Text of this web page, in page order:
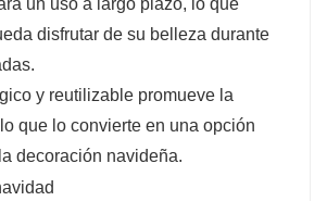
un uso a largo plazo, lo que
disfrutar de su belleza durante
y reutilizable promueve la
que lo convierte en una opción
decoración navideña.